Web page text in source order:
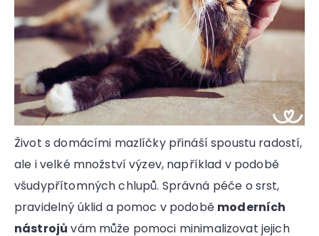
Život s domácími mazlíčky přináší spoustu radostí,
ale i velké množství výzev, například v podobě
všudypřítomných chlupů. Správná péče o srst,
pravidelný úklid a pomoc v podobě moderních
nástrojů vám může pomoci minimalizovat jejich